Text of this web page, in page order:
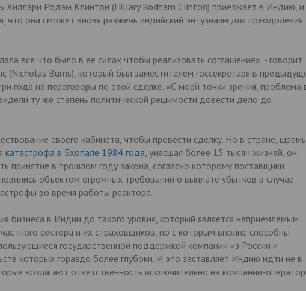
Хиллари Родэм Клинтон (Hillary Rodham Clinton) приезжает в Индию, и
что она сможет вновь разжечь индийский энтузиазм для преодоления
все что было в ее силах чтобы реализовать соглашение», - говорит
(Nicholas Burns), который был заместителем госсекретаря в
года на переговоры по этой сделке. «С моей точки зрения, проблема
ту же степень политической решимости довести дело до
своего кабинета, чтобы провести сделку. Но в стране,
катастрофа в Бхопале 1984 года, унесшая более 15 тысяч жизней, он
принятие в прошлом году закона, согласно которому поставщики
объектом огромных требований о выплате убытков в случае
во время работы реактора.
бизнеса в Индии до такого уровня, который является неприемлемым
сектора и их страховщиков, но с которым вполне способны
государственной поддержкой компании из России и
которых гораздо более глубоки. И это заставляет Индию идти не в
возлагают ответственность исключительно на компании-